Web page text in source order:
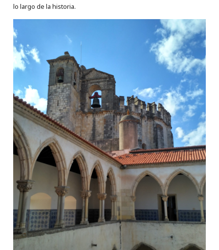
lo largo de la historia.